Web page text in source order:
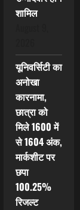
शामिल
यूनिवर्सिटी का
अनोखा
कारनामा,
छात्रा को
मिले 1600 में
से 1604 अंक,
मार्कशीट पर
छपा
100.25%
रिजल्ट